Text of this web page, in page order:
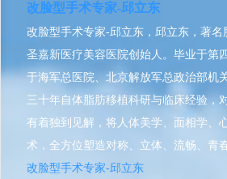
改脸型手术专家-邱立东
改脸型手术专家-邱立东，邱立东，著
圣嘉新医疗美容医院创始人。毕业于第
于海军总医院、北京解放军总政治部机
三十年自体脂肪移植科研与临床经验，
有着独到见解，将人体美学、面相学、
术，全方位塑造对称、立体、流畅、青
改脸型手术专家-邱立东